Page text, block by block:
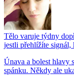
Tělo varuje týdny
jestli přehlížíte
Únava a bolest hlavy
spánku. Někdy ale